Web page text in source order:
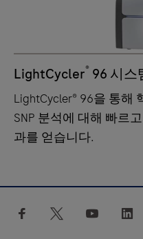
LightCycler® 96 시스
LightCycler® 96을 통해
SNP 분석에 대해 빠르
과를 얻습니다.
을
facebook twitter youtube